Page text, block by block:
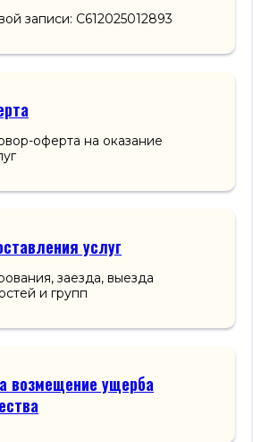
записи: С612025012893
оферта на оказание
услуг
заезда, выезда
и групп
возмещение ущерба